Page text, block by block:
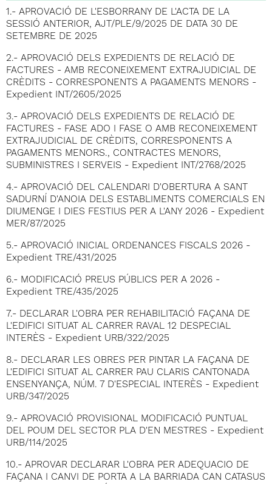
1.- APROVACIÓ DE L'ESBORRANY DE L'ACTA DE LA
SESSIÓ ANTERIOR, AJT/PLE/9/2025 DE DATA 30 DE
SETEMBRE DE 2025
2.- APROVACIÓ DELS EXPEDIENTS DE RELACIÓ DE
FACTURES - AMB RECONEIXEMENT EXTRAJUDICIAL DE
CRÈDITS - CORRESPONENTS A PAGAMENTS MENORS -
Expedient INT/2605/2025
3.- APROVACIÓ DELS EXPEDIENTS DE RELACIÓ DE
FACTURES - FASE ADO I FASE O AMB RECONEIXEMENT
EXTRAJUDICIAL DE CRÈDITS, CORRESPONENTS A
PAGAMENTS MENORS., CONTRACTES MENORS,
SUBMINISTRES I SERVEIS - Expedient INT/2768/2025
4.- APROVACIÓ DEL CALENDARI D'OBERTURA A SANT
SADURNÍ D'ANOIA DELS ESTABLIMENTS COMERCIALS EN
DIUMENGE I DIES FESTIUS PER A L'ANY 2026 - Expedient
MER/87/2025
5.- APROVACIÓ INICIAL ORDENANCES FISCALS 2026 -
Expedient TRE/431/2025
6.- MODIFICACIÓ PREUS PÚBLICS PER A 2026 -
Expedient TRE/435/2025
7.- DECLARAR L'OBRA PER REHABILITACIÓ FAÇANA DE
L'EDIFICI SITUAT AL CARRER RAVAL 12 DESPECIAL
INTERÈS - Expedient URB/322/2025
8.- DECLARAR LES OBRES PER PINTAR LA FAÇANA DE
L'EDIFICI SITUAT AL CARRER PAU CLARIS CANTONADA
ENSENYANÇA, NÚM. 7 D'ESPECIAL INTERÈS - Expedient
URB/347/2025
9.- APROVACIÓ PROVISIONAL MODIFICACIÓ PUNTUAL
DEL POUM DEL SECTOR PLA D'EN MESTRES - Expedient
URB/114/2025
10.- APROVAR DECLARAR L'OBRA PER ADEQUACIO DE
FAÇANA I CANVI DE PORTA A LA BARRIADA CAN CATASUS